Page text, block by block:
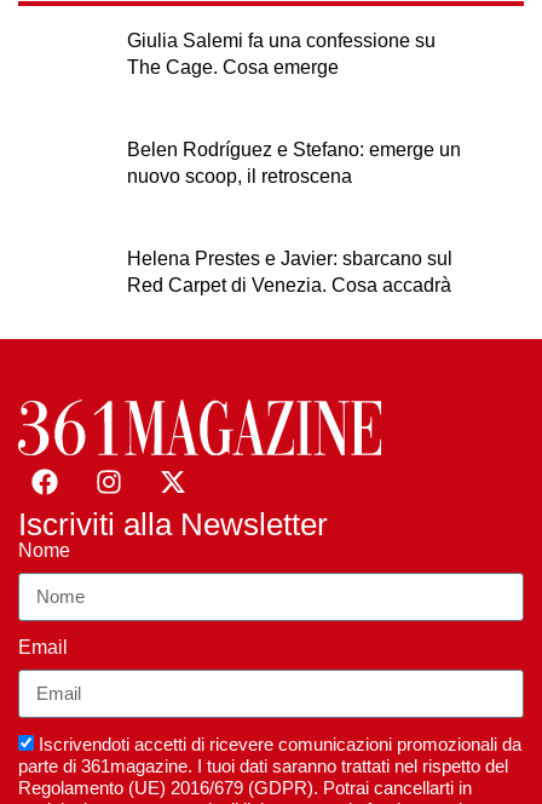
Giulia Salemi fa una confessione su
The Cage. Cosa emerge
Belen Rodríguez e Stefano: emerge un
nuovo scoop, il retroscena
Helena Prestes e Javier: sbarcano sul
Red Carpet di Venezia. Cosa accadrà
Iscriviti alla Newsletter
Nome
Email
Iscrivendoti accetti di ricevere comunicazioni promozionali da
parte di 361magazine. I tuoi dati saranno trattati nel rispetto del
Regolamento (UE) 2016/679 (GDPR). Potrai cancellarti in